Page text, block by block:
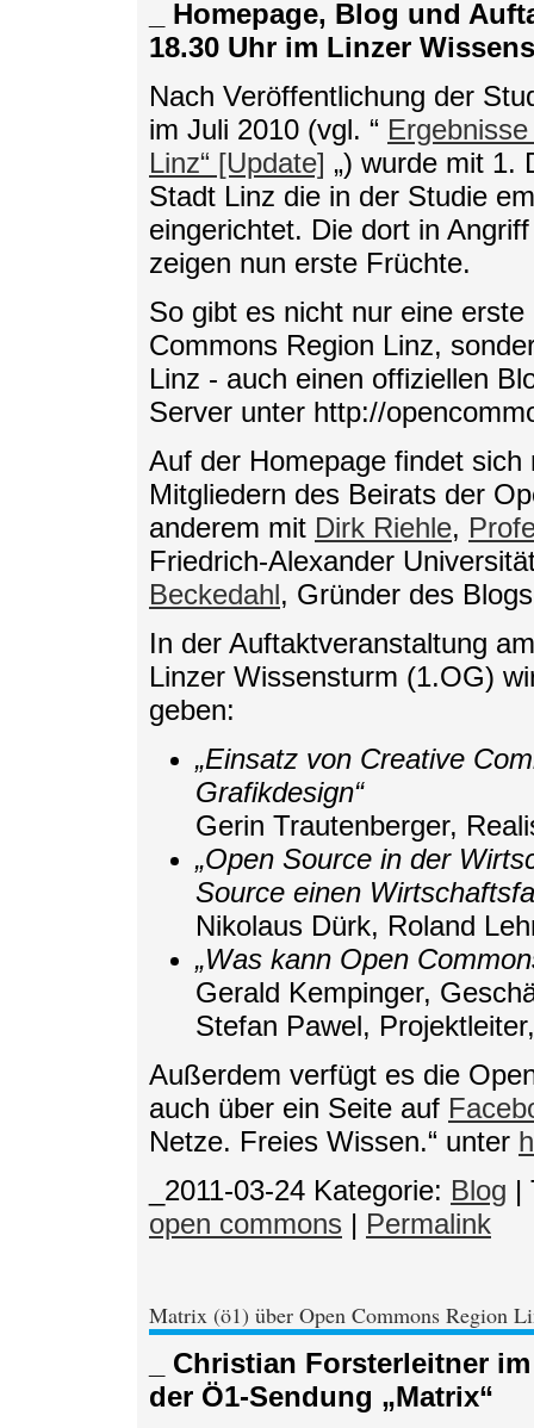
_ Homepage, Blog und
18.30 Uhr im Linzer
Nach Veröffentlichung der
im Juli 2010 (vgl. “
Linz“ [Update] „) wurde mit 1.
Stadt Linz die in der Studie
eingerichtet. Die dort in
zeigen nun erste Früchte.
So gibt es nicht nur eine
Commons Region Linz,
Linz - auch einen offiziellen
Server unter http://
Auf der Homepage findet
Mitgliedern des Beirats der
anderem mit Dirk Riehle,
Friedrich-Alexander
Beckedahl, Gründer des
In der Auftaktveranstaltung
Linzer Wissensturm (1.OG)
geben:
„Einsatz von Creative
Grafikdesign“
Gerin Trautenberger,
„Open Source in der
Source einen
Nikolaus Dürk, Roland
„Was kann Open
Gerald Kempinger,
Stefan Pawel,
Außerdem verfügt es die
auch über ein Seite auf
Netze. Freies Wissen.“ unter
_2011-03-24 Kategorie: Blog |
open commons | Permalink
Matrix (ö1) über Open Commons Region
_ Christian Forsterleitner
der Ö1-Sendung „Matrix“